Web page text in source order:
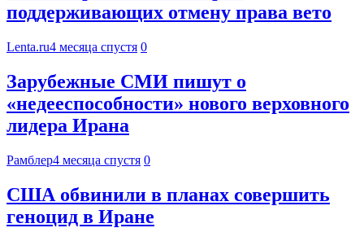
поддерживающих отмену права вето
Lenta.ru4 месяца спустя 0
Зарубежные СМИ пишут о
«недееспособности» нового верховного
лидера Ирана
Рамблер4 месяца спустя 0
США обвинили в планах совершить
геноцид в Иране